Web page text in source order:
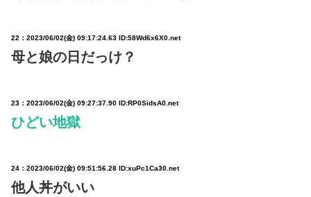
22： 2023/06/02(金) 09:17:24.63 ID:58Wd6x6X0.net
母と娘の日だっけ？
23： 2023/06/02(金) 09:27:37.90 ID:RP0SidsA0.net
ひどい地獄
24： 2023/06/02(金) 09:51:56.28 ID:xuPc1Ca30.net
他人丼がいい